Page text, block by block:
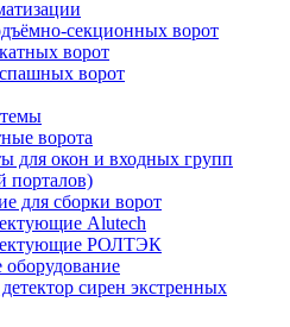
секционных ворот
ворот
ворот
ворота
для окон и входных групп
порталов)
для сборки ворот
Alutech
РОЛТЭК
оборудование
сирен экстренных